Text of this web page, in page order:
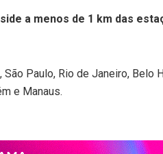
a menos de 1 km das
Paulo, Rio de Janeiro, Belo
e Manaus.